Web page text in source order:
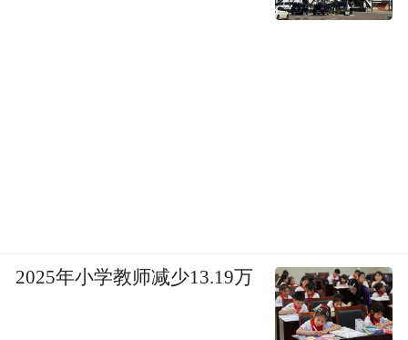
2025年小学教师减少13.19万